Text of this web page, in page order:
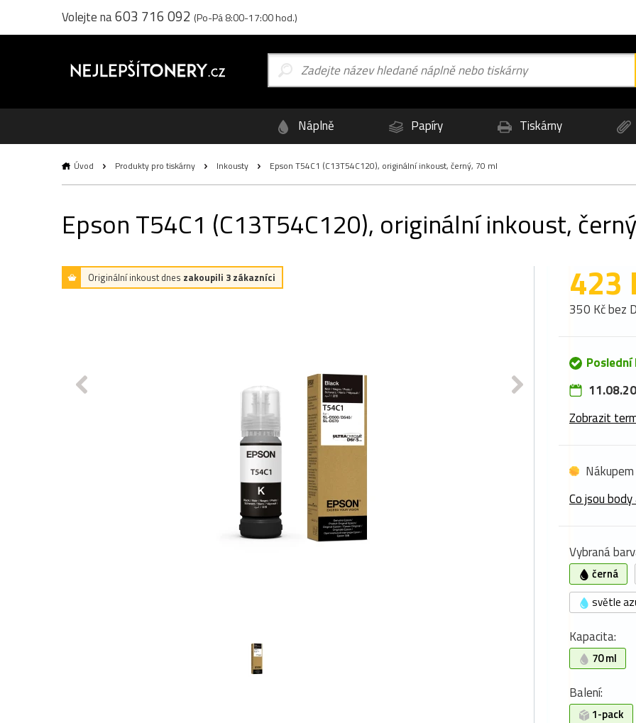
Volejte na603 716 092 (Po-Pá 8:00-17:00 hod.)
Náplně Papíry Tiskárny
Úvod Produkty pro tiskárny Inkousty Epson T54C1 (C13T54C120), originální inkoust, černý, 70 ml
Epson T54C1 (C13T54C120), originální inkoust,
Originální inkoust dnes zakoupili 3 zákazníci 423
350 Kč bez
Poslední
Zobrazit
Co jsou
Vybraná
černá
světle
Kapacita:
70 ml
Balení:
1-pack